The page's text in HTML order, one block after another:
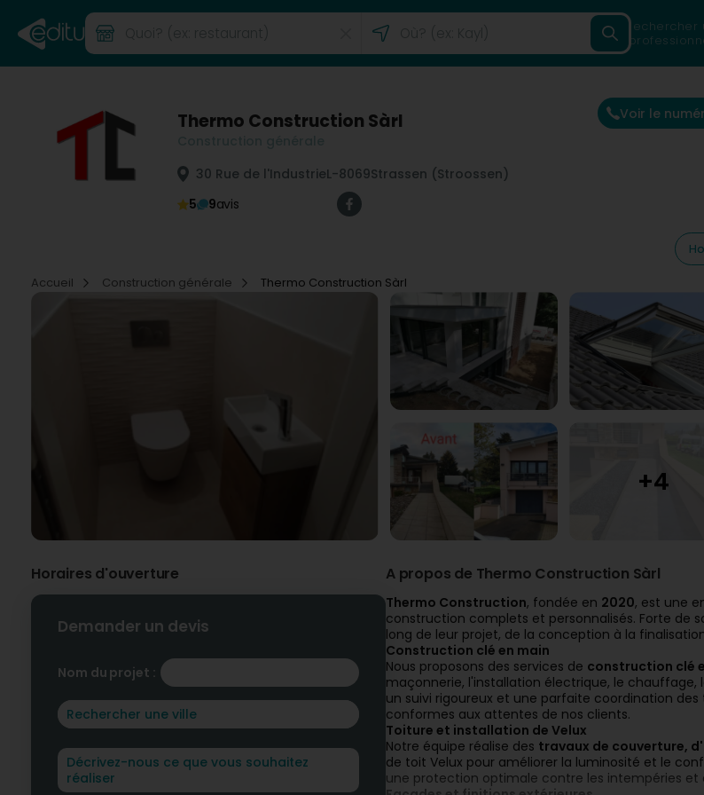
Rechercher
Thermo Construction Sàrl
30 Rue de l'IndustrieL-8069Strassen (Stroossen)
5
9avis
Voir le
Accueil
Construction générale Thermo Construction Sàrl
Horaires d'ouverture
Demander un devis
Nom du projet :
A propos de Thermo Construction Sàrl
Thermo Construction, fondée en 2020, est une
construction complets et personnalisés. Forte de
long de leur projet, de la conception à la
Construction clé en main
Nous proposons des services de construction clé
maçonnerie, l'installation électrique, le
un suivi rigoureux et une parfaite coordination
conformes aux attentes de nos clients.
Toiture et installation de Velux
Notre équipe réalise des travaux de couverture,
de toit Velux pour améliorer la luminosité et le
une protection optimale contre les intempéries